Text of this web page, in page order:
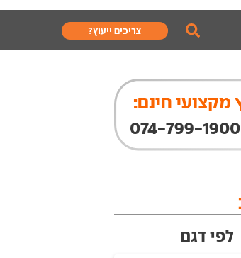
צריכים ייעוץ?
מקצועי חינם:
לפי דגם